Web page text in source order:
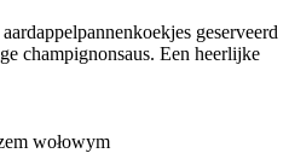
geserveerd
champignonsaus. Een heerlijke